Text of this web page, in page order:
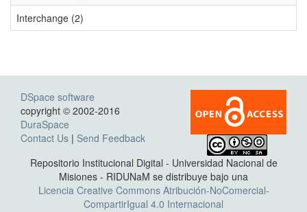
Interchange (2)
DSpace software
copyright © 2002-2016
DuraSpace
Contact Us | Send Feedback
Repositorio Institucional Digital - Universidad Nacional de
Misiones - RIDUNaM se distribuye bajo una
Licencia Creative Commons Atribución-NoComercial-
CompartirIgual 4.0 Internacional